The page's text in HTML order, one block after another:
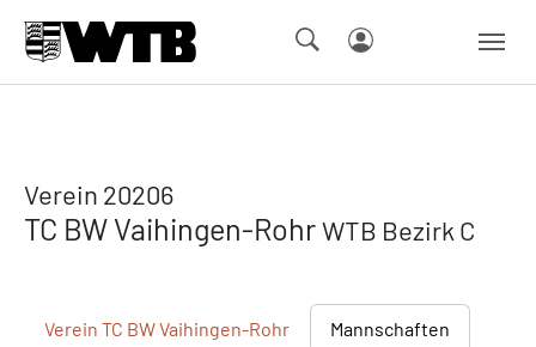
Verein 20206
TC BW Vaihingen-RohrWTB Bezirk C
Verein TC BW Vaihingen-Rohr Mannschaften